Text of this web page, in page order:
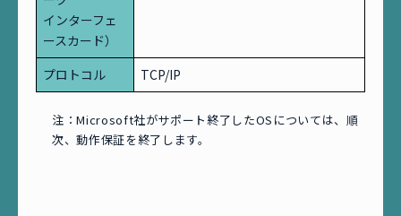
インターフェ
ースカード）
プロトコル TCP/IP
注：Microsoft社がサポート終了したOSについては、順
次、動作保証を終了します。